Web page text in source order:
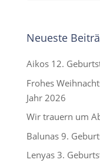
Neueste
Aikos 12.
Frohes
Jahr 2026
Wir trauern um
Balunas 9.
Lenyas 3.